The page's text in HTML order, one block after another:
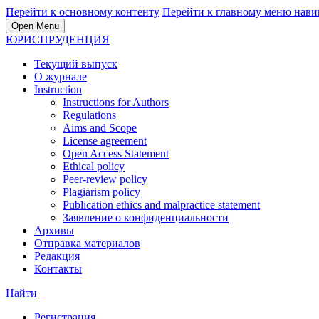
Перейти к основному контенту Перейти к главному меню
Open Menu
ЮРИСПРУДЕНЦИЯ
Текущий выпуск
О журнале
Instruction
Instructions for Authors
Regulations
Aims and Scope
License agreement
Open Access Statement
Ethical policy
Peer-review policy
Plagiarism policy
Publication ethics and malpractice statement
Заявление о конфиденциальности
Архивы
Отправка материалов
Редакция
Контакты
Найти